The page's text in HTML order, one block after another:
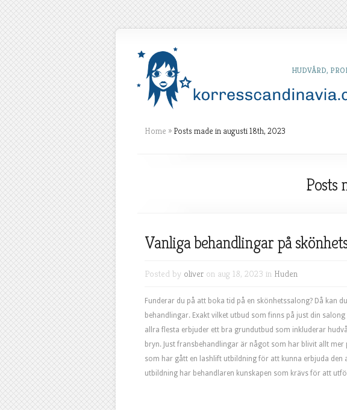
HUDVÅRD,
Home » Posts made in augusti 18th, 2023
Posts
Vanliga behandlingar på
Posted by oliver on aug 18, 2023 in Huden
Funderar du på att boka tid på en skönhetssalong? Då kan
behandlingar. Exakt vilket utbud som finns på just din
allra flesta erbjuder ett bra grundutbud som inkluderar
bryn. Just fransbehandlingar är något som har blivit allt
som har gått en lashlift utbildning för att kunna erbjuda den
utbildning har behandlaren kunskapen som krävs för att